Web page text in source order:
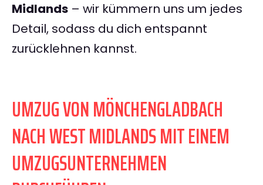
Midlands – wir kümmern uns um jedes
Detail, sodass du dich entspannt
zurücklehnen kannst.
UMZUG VON MÖNCHENGLADBACH
NACH WEST MIDLANDS MIT EINEM
UMZUGSUNTERNEHMEN